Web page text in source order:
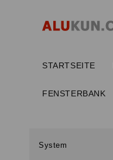
STARTSEITE
FENSTERBANK
System